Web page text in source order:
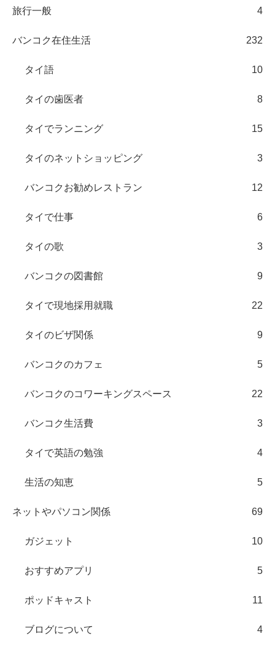
旅行一般 4
バンコク在住生活 232
タイ語 10
タイの歯医者 8
タイでランニング 15
タイのネットショッピング 3
バンコクお勧めレストラン 12
タイで仕事 6
タイの歌 3
バンコクの図書館 9
タイで現地採用就職 22
タイのビザ関係 9
バンコクのカフェ 5
バンコクのコワーキングスペース 22
バンコク生活費 3
タイで英語の勉強 4
生活の知恵 5
ネットやパソコン関係 69
ガジェット 10
おすすめアプリ 5
ポッドキャスト 11
ブログについて 4